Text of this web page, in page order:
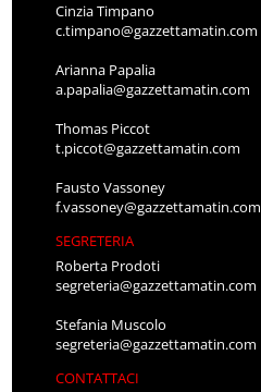
Cinzia Timpano
c.timpano@gazzettamatin.com
Arianna Papalia
a.papalia@gazzettamatin.com
Thomas Piccot
t.piccot@gazzettamatin.com
Fausto Vassoney
f.vassoney@gazzettamatin.com
SEGRETERIA
Roberta Prodoti
segreteria@gazzettamatin.com
Stefania Muscolo
segreteria@gazzettamatin.com
CONTATTACI